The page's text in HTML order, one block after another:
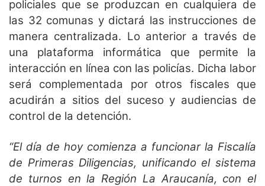
policiales que se produzcan en cualquiera de
las 32 comunas y dictará las instrucciones de
manera centralizada. Lo anterior a través de
una plataforma informática que permite la
interacción en línea con las policías. Dicha labor
será complementada por otros fiscales que
acudirán a sitios del suceso y audiencias de
control de la detención.
“El día de hoy comienza a funcionar la Fiscalía
de Primeras Diligencias, unificando el sistema
de turnos en la Región La Araucanía, con el